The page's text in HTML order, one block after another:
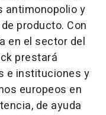
antimonopolio y
producto. Con
en el sector del
prestará
e instituciones y
europeos en
de ayuda